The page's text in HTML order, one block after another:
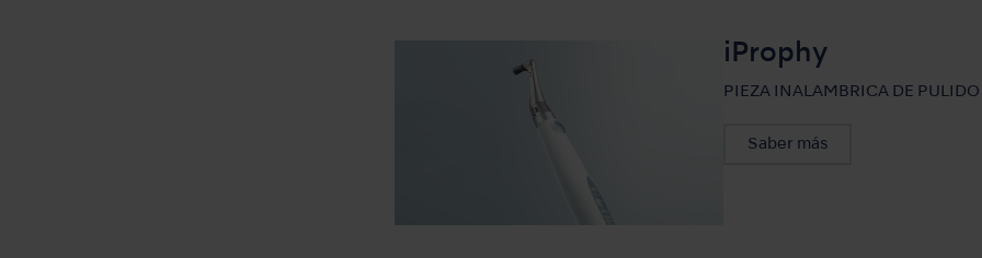
iProphy
PIEZA INALAMBRICA DE PULIDO
Saber más